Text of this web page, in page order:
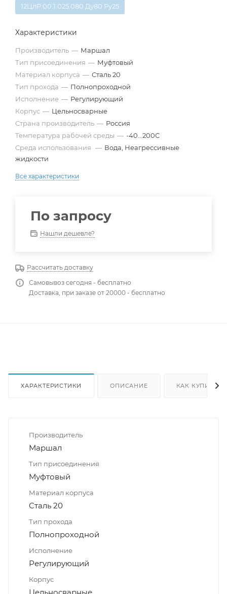
12ЦлР.00.1.025.080 Ду80 Ру25
Характеристики
Производитель — Маршал
Тип присоединения — Муфтовый
Материал корпуса — Сталь 20
Тип прохода — Полнопроходной
Исполнение — Регулирующий
Корпус — Цельносварные
Страна производитель — Россия
Температура рабочей среды — -40...200С
Среда использования — Вода, Неагрессивные
жидкости
Все характеристики
По запросу
Нашли дешевле?
Рассчитать доставку
Самовывоз сегодня - бесплатно
Доставка, при заказе от 20000 - бесплатно
ХАРАКТЕРИСТИКИ ОПИСАНИЕ КАК КУПИТЬ
Производитель
Маршал
Тип присоединения
Муфтовый
Материал корпуса
Сталь 20
Тип прохода
Полнопроходной
Исполнение
Регулирующий
Корпус